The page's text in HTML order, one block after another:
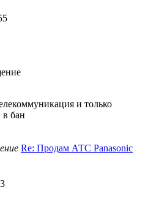
и только
в бан
Re: Продам АТС Panasonic